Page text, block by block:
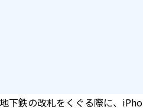
下鉄の改札をくぐる際に、iPho